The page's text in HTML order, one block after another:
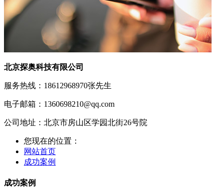
北京探奥科技有限公司
服务热线：18612968970张先生
电子邮箱：1360698210@qq.com
公司地址：北京市房山区学园北街26号院
您现在的位置：
网站首页
成功案例
成功案例